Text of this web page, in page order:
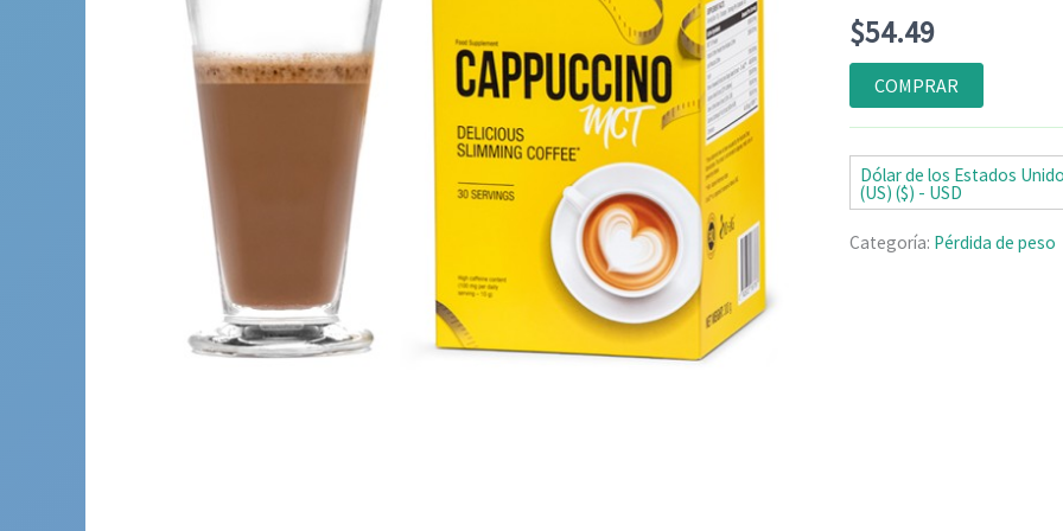
con4.75de
5 en base
a
valoraciones
de clientes
$54.49
COMPRAR
Dólar de los Estados
(US) ($) - USD
Categoría: Pérdida de peso